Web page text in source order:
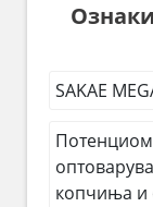
SAKAE
копчиња и